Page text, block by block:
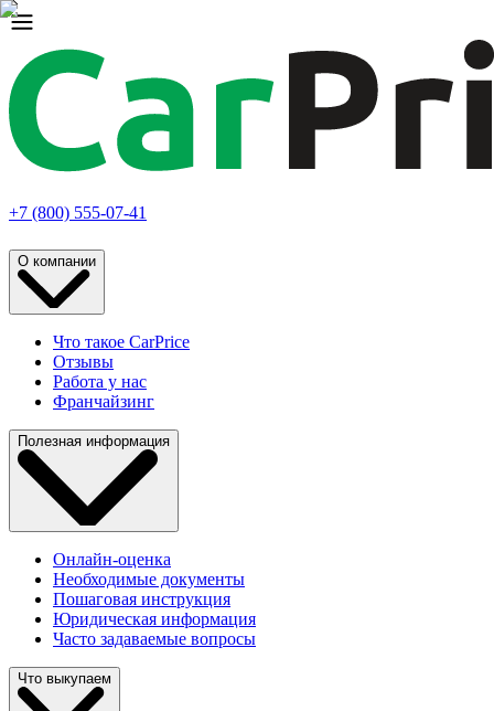
+7 (800) 555-07-41
О компании
Что такое CarPrice
Отзывы
Работа у нас
Франчайзинг
Полезная информация
Онлайн-оценка
Необходимые документы
Пошаговая инструкция
Юридическая информация
Часто задаваемые вопросы
Что выкупаем